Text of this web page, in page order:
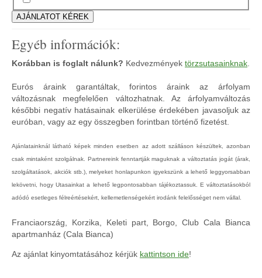
Egyéb információk:
Korábban is foglalt nálunk? Kedvezmények törzsutasainknak.
Eurós áraink garantáltak, forintos áraink az árfolyam
változásnak megfelelően változhatnak. Az árfolyamváltozás
későbbi negatív hatásainak elkerülése érdekében javasoljuk az
euróban, vagy az egy összegben forintban történő fizetést.
Ajánlatainknál látható képek minden esetben az adott szálláson készültek, azonban
csak mintaként szolgálnak. Partnereink fenntartják maguknak a változtatás jogát (árak,
szolgáltatások, akciók stb.), melyeket honlapunkon igyekszünk a lehető leggyorsabban
lekövetni, hogy Utasainkat a lehető legpontosabban tájékoztassuk. E változtatásokból
adódó esetleges félreértésekért, kellemetlenségekért irodánk felelősséget nem vállal.
Franciaország, Korzika, Keleti part, Borgo, Club Cala Bianca
apartmanház (Cala Bianca)
Az ajánlat kinyomtatásához kérjük kattintson ide!